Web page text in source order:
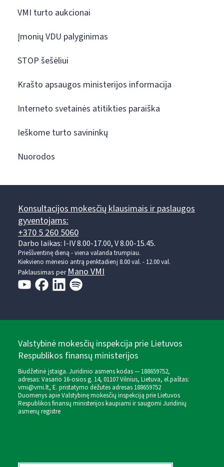
VMI turto aukcionai
Įmonių VDU palyginimas
STOP šešėliui
Krašto apsaugos ministerijos informacija
Interneto svetainės atitikties paraiška
Ieškome turto savininkų
Nuorodos
Konsultacijos mokesčių klausimais ir paslaugos
gyventojams:
+370 5 260 5060
Darbo laikas: I-IV 8.00-17.00, V 8.00-15.45.
Prieššventinę dieną - viena valanda trumpiau.
Kiekvieno mėnesio antrą penktadienį 8.00 val. - 12.00 val.
Paklausimas perMano VMI
Valstybinė mokesčių inspekcija prie Lietuvos
Respublikos finansų ministerijos
Biudžetinė įstaiga. Juridinio asmens kodas — 188659752,
adresas: Vasario 16-osios g. 14, 01107 Vilnius, Lietuva, el.paštas:
vmi@vmi.lt, E. pristatymo dėžutės adresas 188659752
Duomenys apie Valstybinę mokesčių inspekciją prie Lietuvos
Respublikos finansų ministerijos kaupiami ir saugomi Juridinių
asmenų registre